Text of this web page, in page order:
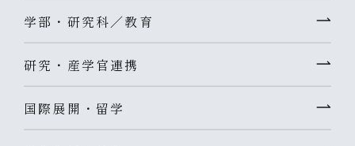
学部・研究科／教育
研究・産学官連携
国際展開・留学